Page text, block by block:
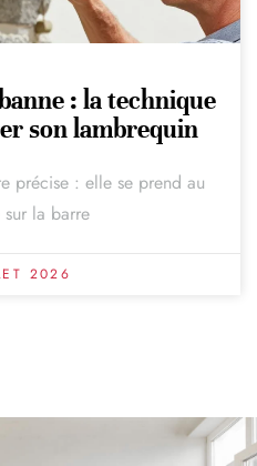
: la technique
son lambrequin
précise : elle se prend au
la barre
2026